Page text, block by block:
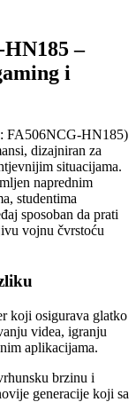
–
i
FA506NCG-HN185)
dizajniran za
situacijama.
naprednim
studentima
sposoban da prati
vojnu čvrstoću
koji osigurava glatko
videa, igranju
aplikacijama.
brzinu i
generacije koji sa